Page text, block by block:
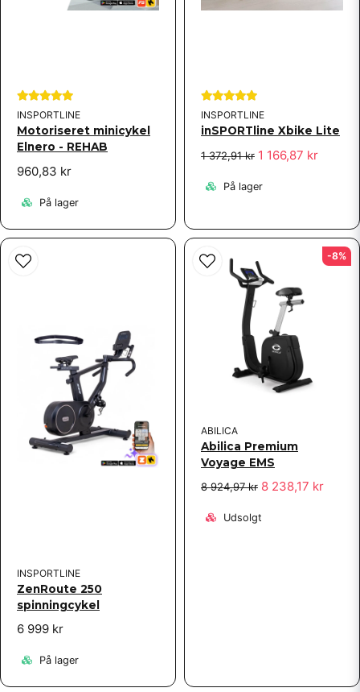
Send spørgsmål
INSPORTLINE
Motoriseret minicykel
Elnero - REHAB
960,83 kr
På lager
INSPORTLINE
inSPORTline Xbike Lite
1 372,91 kr 1 166,87 kr
På lager
INSPORTLINE
ZenRoute 250
spinningcykel
6 999 kr
På lager
ABILICA
Abilica Premium
Voyage EMS
8 924,97 kr 8 238,17 kr
Udsolgt
-8%